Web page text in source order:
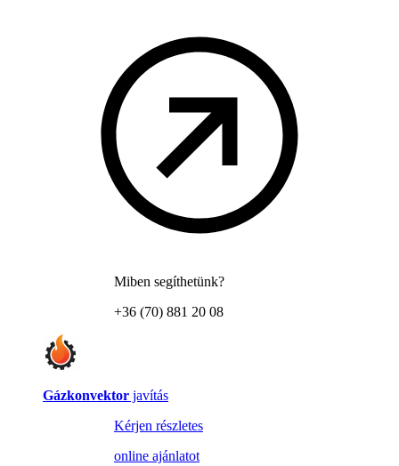
Miben segíthetünk?
+36 (70) 881 20 08
Gázkonvektor javítás
Kérjen részletes
online ajánlatot